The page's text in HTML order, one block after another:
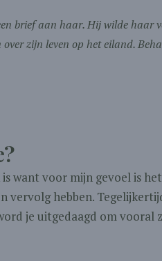
brief aan haar. Hij wilde haar
zijn leven op het eiland.
want voor mijn gevoel is
vervolg hebben.
je uitgedaagd om vooral